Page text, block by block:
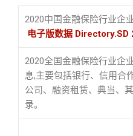
2020中国金融保险行业企
电子版数据 Directory.SD
2020全国金融保险行业企
息,主要包括银行、信用合
公司、融资租赁、典当、
录。